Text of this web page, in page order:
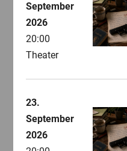
September
2026
20:00
Theater
23.
September
2026